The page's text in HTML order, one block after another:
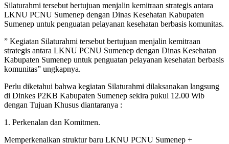
Silaturahmi tersebut bertujuan menjalin kemitraan strategis antara
LKNU PCNU Sumenep dengan Dinas Kesehatan Kabupaten
Sumenep untuk penguatan pelayanan kesehatan berbasis komunitas.
” Kegiatan Silaturahmi tersebut bertujuan menjalin kemitraan
strategis antara LKNU PCNU Sumenep dengan Dinas Kesehatan
Kabupaten Sumenep untuk penguatan pelayanan kesehatan berbasis
komunitas” ungkapnya.
Perlu diketahui bahwa kegiatan Silaturahmi dilaksanakan langsung
di Dinkes P2KB Kabupaten Sumenep sekira pukul 12.00 Wib
dengan Tujuan Khusus diantaranya :
1. Perkenalan dan Komitmen.
Memperkenalkan struktur baru LKNU PCNU Sumenep +